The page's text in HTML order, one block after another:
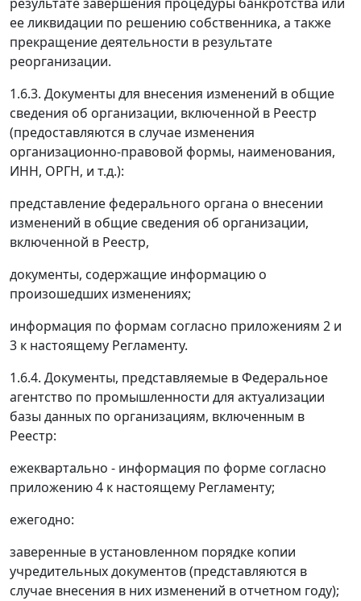
результате завершения процедуры банкротства или
ее ликвидации по решению собственника, а также
прекращение деятельности в результате
реорганизации.
1.6.3. Документы для внесения изменений в общие
сведения об организации, включенной в Реестр
(предоставляются в случае изменения
организационно-правовой формы, наименования,
ИНН, ОРГН, и т.д.):
представление федерального органа о внесении
изменений в общие сведения об организации,
включенной в Реестр,
документы, содержащие информацию о
произошедших изменениях;
информация по формам согласно приложениям 2 и
3 к настоящему Регламенту.
1.6.4. Документы, представляемые в Федеральное
агентство по промышленности для актуализации
базы данных по организациям, включенным в
Реестр:
ежеквартально - информация по форме согласно
приложению 4 к настоящему Регламенту;
ежегодно:
заверенные в установленном порядке копии
учредительных документов (представляются в
случае внесения в них изменений в отчетном году);